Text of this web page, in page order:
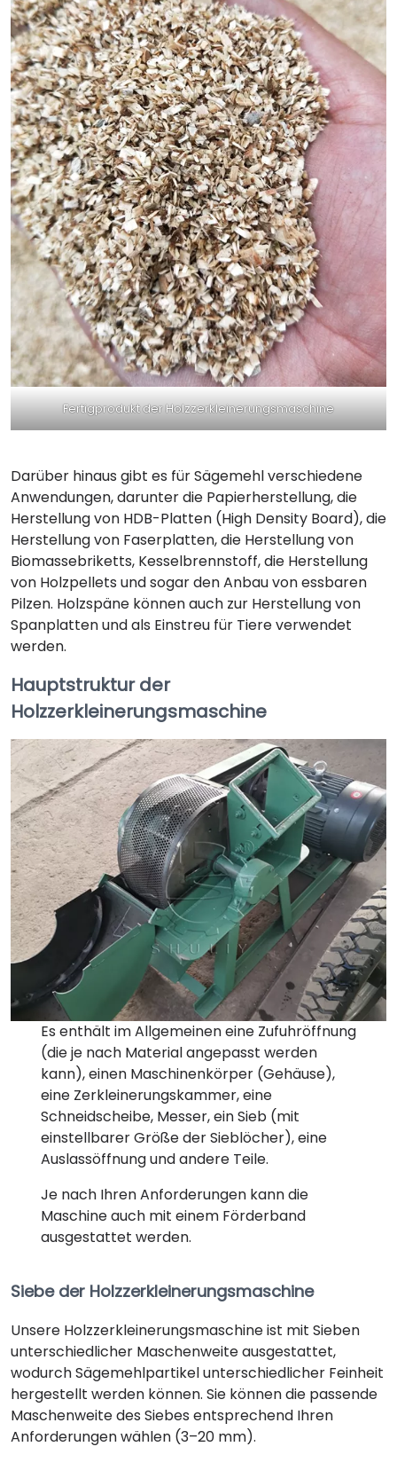
Fertigprodukt der Holzzerkleinerungsmaschine
Darüber hinaus gibt es für Sägemehl verschiedene
Anwendungen, darunter die Papierherstellung, die
Herstellung von HDB-Platten (High Density Board), die
Herstellung von Faserplatten, die Herstellung von
Biomassebriketts, Kesselbrennstoff, die Herstellung
von Holzpellets und sogar den Anbau von essbaren
Pilzen. Holzspäne können auch zur Herstellung von
Spanplatten und als Einstreu für Tiere verwendet
werden.
Hauptstruktur der
Holzzerkleinerungsmaschine
Es enthält im Allgemeinen eine Zufuhröffnung
(die je nach Material angepasst werden
kann), einen Maschinenkörper (Gehäuse),
eine Zerkleinerungskammer, eine
Schneidscheibe, Messer, ein Sieb (mit
einstellbarer Größe der Sieblöcher), eine
Auslassöffnung und andere Teile.
Je nach Ihren Anforderungen kann die
Maschine auch mit einem Förderband
ausgestattet werden.
Siebe der Holzzerkleinerungsmaschine
Unsere Holzzerkleinerungsmaschine ist mit Sieben
unterschiedlicher Maschenweite ausgestattet,
wodurch Sägemehlpartikel unterschiedlicher Feinheit
hergestellt werden können. Sie können die passende
Maschenweite des Siebes entsprechend Ihren
Anforderungen wählen (3–20 mm).